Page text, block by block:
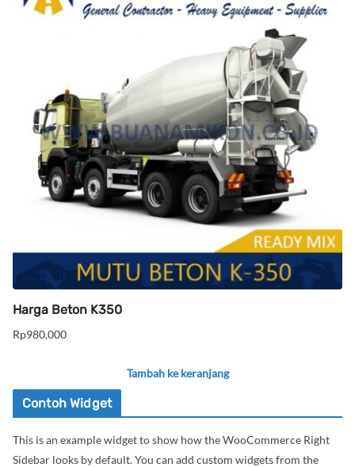
Harga Beton K350
Rp980,000
Tambah ke keranjang
Contoh Widget
This is an example widget to show how the WooCommerce Right
Sidebar looks by default. You can add custom widgets from the